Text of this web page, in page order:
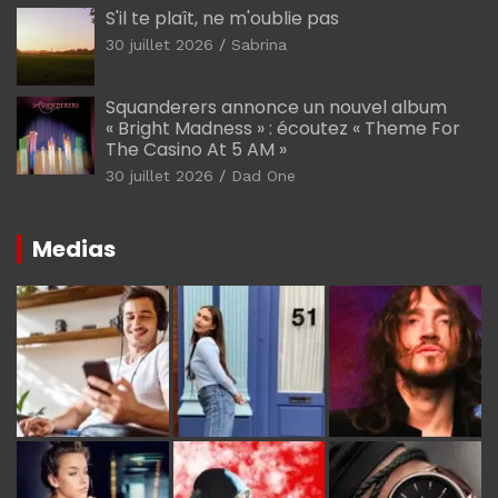
S'il te plaît, ne m'oublie pas
30 juillet 2026 Sabrina
Squanderers annonce un nouvel album
« Bright Madness » : écoutez « Theme For
The Casino At 5 AM »
30 juillet 2026 Dad One
Medias